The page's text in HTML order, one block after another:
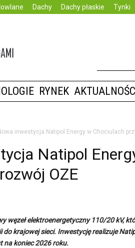
Dachy Dachy płaskie Tynki
RYNEK
inwestycja Natipol Energy w Chociulach
Natipol
OZE
węzeł elektroenergetyczny 110/20 kV,
do krajowej sieci. Inwestycję realizuje
na koniec 2026 roku.